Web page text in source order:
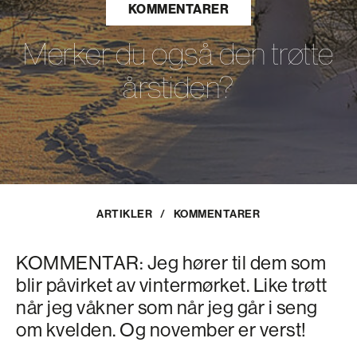
KOMMENTARER
Merker du også den trøtte
årstiden?
ARTIKLER / KOMMENTARER
KOMMENTAR: Jeg hører til dem som
blir påvirket av vintermørket. Like trøtt
når jeg våkner som når jeg går i seng
om kvelden. Og november er verst!